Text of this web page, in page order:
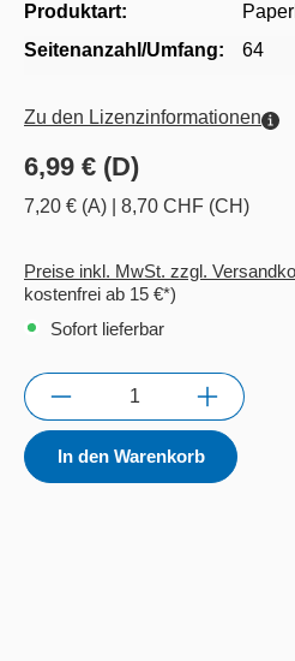
Produktart:
Seitenanzahl/Umfang:
64
Zu den Lizenzinformationen
6,99 € (D)
7,20 € (A) 8,70 CHF (CH)
Preise inkl. MwSt. zzgl.
kostenfrei ab 15 €*)
Sofort lieferbar
Anzahl
In den Warenkorb